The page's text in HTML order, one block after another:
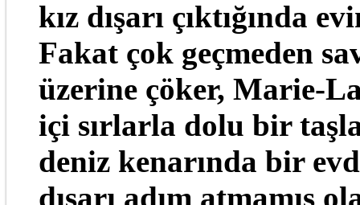
kız dışarı çıktığında
Fakat çok geçmeden
üzerine çöker, Marie-
içi sırlarla dolu bir
deniz kenarında bir
dışarı adım atmamış